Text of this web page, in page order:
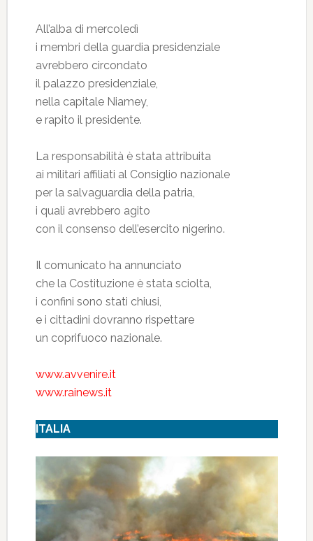
All’alba di mercoledì
i membri della guardia presidenziale
avrebbero circondato
il palazzo presidenziale,
nella capitale Niamey,
e rapito il presidente.
La responsabilità è stata attribuita
ai militari affiliati al Consiglio nazionale
per la salvaguardia della patria,
i quali avrebbero agito
con il consenso dell’esercito nigerino.
Il comunicato ha annunciato
che la Costituzione è stata sciolta,
i confini sono stati chiusi,
e i cittadini dovranno rispettare
un coprifuoco nazionale.
www.avvenire.it
www.rainews.it
ITALIA